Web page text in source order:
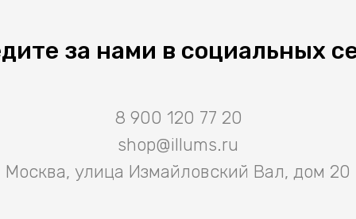
за нами в социальных
8 900 120 77 20
shop@illums.ru
Москва, улица Измайловский Вал, дом 20